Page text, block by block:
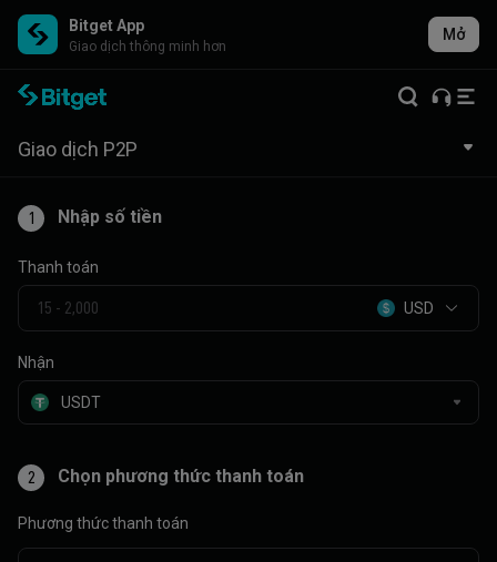
Bitget App
Giao dịch thông minh hơn
Mở
Giao dịch P2P
1 Nhập số tiền
Thanh toán
USD
Nhận
2 Chọn phương thức thanh toán
Phương thức thanh toán